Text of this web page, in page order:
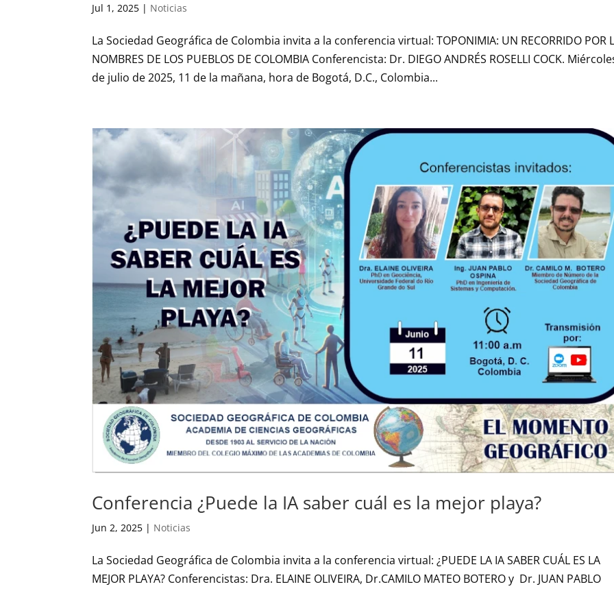
Jul 1, 2025 | Noticias
La Sociedad Geográfica de Colombia invita a la conferencia virtual: TOPONIMIA: UN RECORRIDO POR
NOMBRES DE LOS PUEBLOS DE COLOMBIA Conferencista: Dr. DIEGO ANDRÉS ROSELLI COCK.
de julio de 2025, 11 de la mañana, hora de Bogotá, D.C., Colombia...
Conferencia ¿Puede la IA saber cuál es la mejor playa?
Jun 2, 2025 | Noticias
La Sociedad Geográfica de Colombia invita a la conferencia virtual: ¿PUEDE LA IA SABER CUÁL ES LA
MEJOR PLAYA? Conferencistas: Dra. ELAINE OLIVEIRA, Dr.CAMILO MATEO BOTERO y Dr. JUAN PABLO